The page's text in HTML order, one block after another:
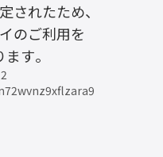
されたため、
のご利用を
す。